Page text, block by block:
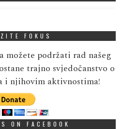
FOKUS
možete podržati rad našeg
trajno svjedočanstvo o
i njihovim aktivnostima!
ON FACEBOOK